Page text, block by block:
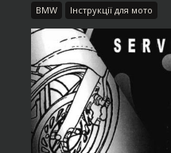
BMW Інструкції для мото